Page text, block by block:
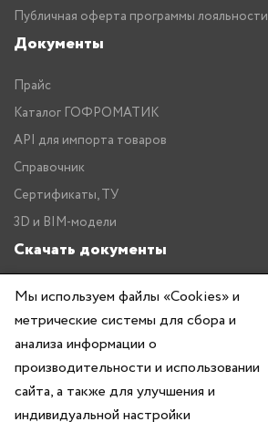
Публичная оферта программы лояльности
Документы
Прайс
Каталог ГОФРОМАТИК
API для импорта товаров
Справочник
Сертификаты, ТУ
3D и BIM-модели
Скачать документы
Прайс
Каталог ГОФРОМАТИК
Мы используем файлы «Cookies» и
метрические системы для сбора и
анализа информации о
производительности и использовании
сайта, а также для улучшения и
индивидуальной настройки